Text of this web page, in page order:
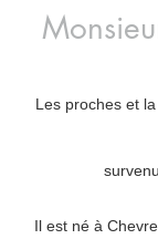
Les proches et
Il est né à